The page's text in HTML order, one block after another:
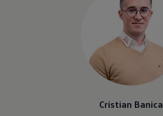
Cristian Banica